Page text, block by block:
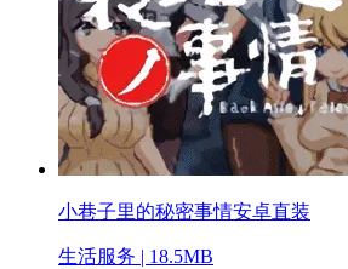
小巷子里的秘密事情安卓直装
生活服务 | 18.5MB